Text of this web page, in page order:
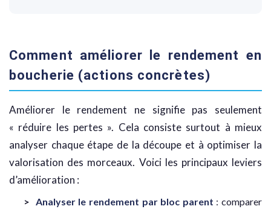
Comment améliorer le rendement en
boucherie (actions concrètes)
Améliorer le rendement ne signifie pas seulement
« réduire les pertes ». Cela consiste surtout à mieux
analyser chaque étape de la découpe et à optimiser la
valorisation des morceaux. Voici les principaux leviers
d’amélioration :
Analyser le rendement par bloc parent : comparer